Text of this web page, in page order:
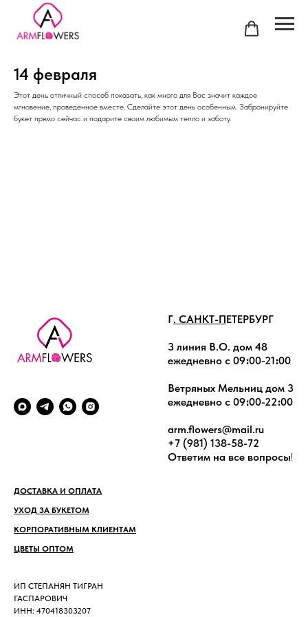
14 февраля
Этот день отличный способ показать, как много для Вас значит каждое
мгновение, проведённое вместе. Сделайте этот день особенным. Забронируйте
букет прямо сейчас и подарите своим любимым тепло и заботу.
Г. САНКТ-ПЕТЕРБУРГ
3 линия В.О. дом 48
ежедневно с 09։00-21։00
Ветряных Мельниц дом 3
ежедневно с 09։00-22։00
arm.flowers@mail.ru
+7 (981) 138-58-72
Ответим на все вопросы!
ДОСТАВКА И ОПЛАТА
УХОД ЗА БУКЕТОМ
КОРПОРАТИВНЫМ КЛИЕНТАМ
ЦВЕТЫ ОПТОМ
ИП СТЕПАНЯН ТИГРАН
ГАСПАРОВИЧ
ИНН: 470418303207